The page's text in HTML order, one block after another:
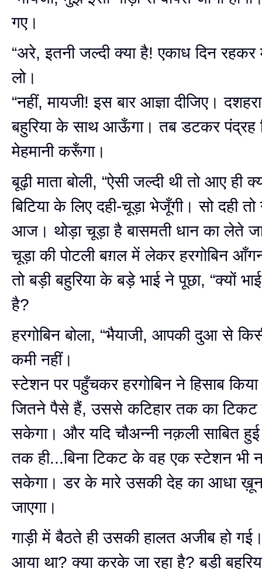
गए।
“अरे, इतनी जल्दी क्या है! एकाध दिन रहकर
लो।
“नहीं, मायजी! इस बार आज्ञा दीजिए।
बहुरिया के साथ आऊँगा। तब डटकर पंद्रह
मेहमानी करूँगा।
बूढ़ी माता बोली, “ऐसी जल्दी थी तो आए ही
बिटिया के लिए दही-चूड़ा भेजूँगी। सो दही
आज। थोड़ा चूड़ा है बासमती धान का लेते
चूड़ा की पोटली बग़ल में लेकर हरगोबिन
तो बड़ी बहुरिया के बड़े भाई ने पूछा, “क्यों
है?
हरगोबिन बोला, “भैयाजी, आपकी दुआ से
कमी नहीं।
स्टेशन पर पहुँचकर हरगोबिन ने हिसाब
जितने पैसे हैं, उससे कटिहार तक का टिकट
सकेगा। और यदि चौअन्नी नक़ली साबित हुई
तक ही...बिना टिकट के वह एक स्टेशन भी
सकेगा। डर के मारे उसकी देह का आधा
जाएगा।
गाड़ी में बैठते ही उसकी हालत अजीब हो
आया था? क्या करके जा रहा है? बड़ी